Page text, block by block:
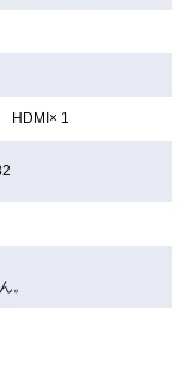
HDMI× 1
。